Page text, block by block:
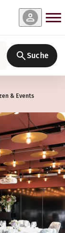
Suche
& Events